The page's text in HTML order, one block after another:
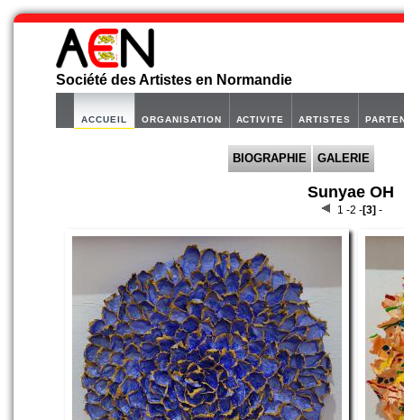
Société des Artistes en Normandie
ACCUEIL ORGANISATION ACTIVITE ARTISTES
BIOGRAPHIE GALERIE
Sunyae OH
1 -2 -[3] -